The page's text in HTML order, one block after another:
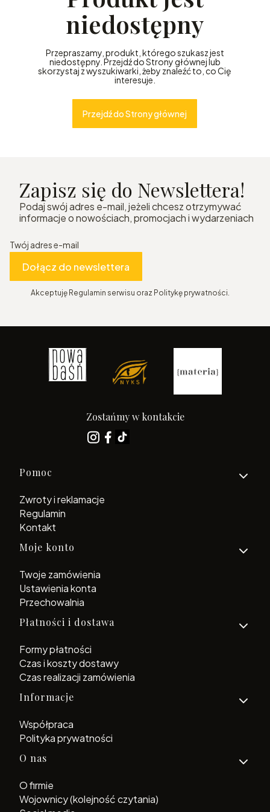
niedostępny
Przepraszamy, produkt, którego szukasz jest
niedostępny. Przejdź do Strony głównej lub
skorzystaj z wyszukiwarki, żeby znaleźć to, co Cię
interesuje.
Przejdź do Strony głównej
Zapisz się do Newslettera!
Podaj swój adres e-mail, jeżeli chcesz otrzymywać
informacje o nowościach, promocjach i wydarzeniach
Twój adres e-mail
Dołącz do newslettera
Akceptuję Regulamin serwisu oraz Politykę prywatności.
Zostańmy w kontakcie
Linki w stopce
Pomoc
Zwroty i reklamacje
Regulamin
Kontakt
Moje konto
Twoje zamówienia
Ustawienia konta
Przechowalnia
Płatności i dostawa
Formy płatności
Czas i koszty dostawy
Czas realizacji zamówienia
Informacje
Współpraca
Polityka prywatności
O nas
O firmie
Wojownicy (kolejność czytania)